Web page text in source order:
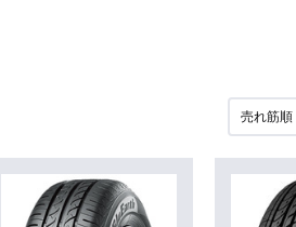
売れ筋順